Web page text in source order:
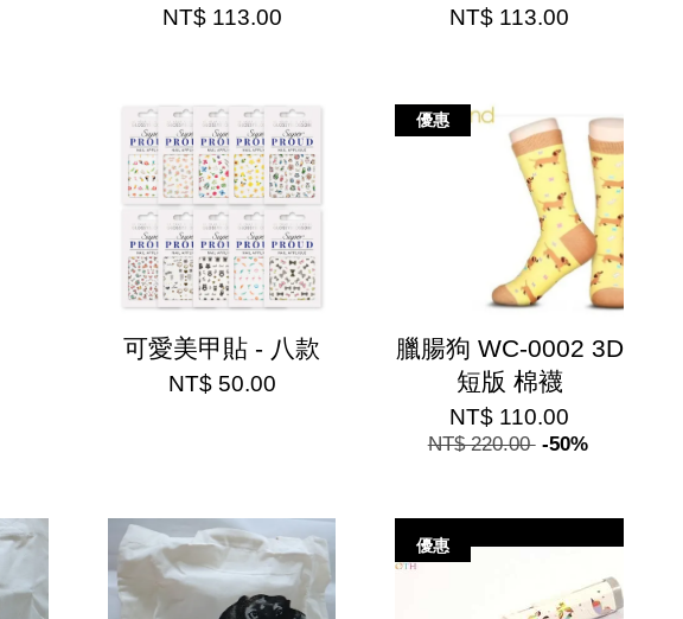
NT$ 113.00 NT$ 113.00
可愛美甲貼 - 八款
NT$ 50.00
優惠
臘腸狗 WC-0002 3D
短版 棉襪
NT$ 110.00
NT$ 220.00 -50%
優惠